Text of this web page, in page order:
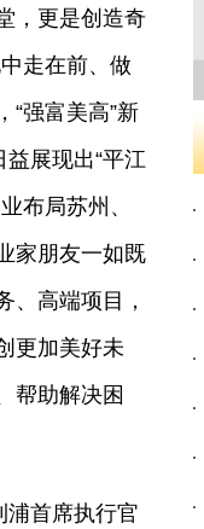
，更是创造奇
走在前、做
“强富美高”新
展现出“平江
布局苏州、
家朋友一如既
、高端项目，
更加美好未
帮助解决困
浦首席执行官
新闻发布会